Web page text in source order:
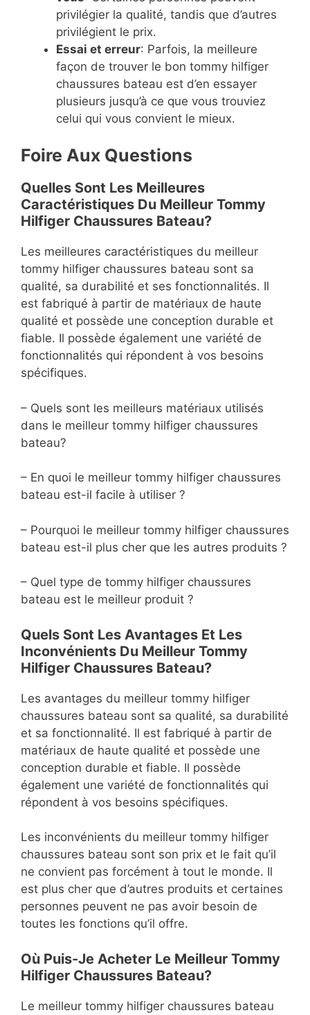
privilégier la qualité, tandis que d’autres
privilégient le prix.
Essai et erreur: Parfois, la meilleure
façon de trouver le bon tommy hilfiger
chaussures bateau est d’en essayer
plusieurs jusqu’à ce que vous trouviez
celui qui vous convient le mieux.
Foire Aux Questions
Quelles Sont Les Meilleures
Caractéristiques Du Meilleur Tommy
Hilfiger Chaussures Bateau?
Les meilleures caractéristiques du meilleur
tommy hilfiger chaussures bateau sont sa
qualité, sa durabilité et ses fonctionnalités. Il
est fabriqué à partir de matériaux de haute
qualité et possède une conception durable et
fiable. Il possède également une variété de
fonctionnalités qui répondent à vos besoins
spécifiques.
– Quels sont les meilleurs matériaux utilisés
dans le meilleur tommy hilfiger chaussures
bateau?
– En quoi le meilleur tommy hilfiger chaussures
bateau est-il facile à utiliser ?
– Pourquoi le meilleur tommy hilfiger chaussures
bateau est-il plus cher que les autres produits ?
– Quel type de tommy hilfiger chaussures
bateau est le meilleur produit ?
Quels Sont Les Avantages Et Les
Inconvénients Du Meilleur Tommy
Hilfiger Chaussures Bateau?
Les avantages du meilleur tommy hilfiger
chaussures bateau sont sa qualité, sa durabilité
et sa fonctionnalité. Il est fabriqué à partir de
matériaux de haute qualité et possède une
conception durable et fiable. Il possède
également une variété de fonctionnalités qui
répondent à vos besoins spécifiques.
Les inconvénients du meilleur tommy hilfiger
chaussures bateau sont son prix et le fait qu’il
ne convient pas forcément à tout le monde. Il
est plus cher que d’autres produits et certaines
personnes peuvent ne pas avoir besoin de
toutes les fonctions qu’il offre.
Où Puis-Je Acheter Le Meilleur Tommy
Hilfiger Chaussures Bateau?
Le meilleur tommy hilfiger chaussures bateau